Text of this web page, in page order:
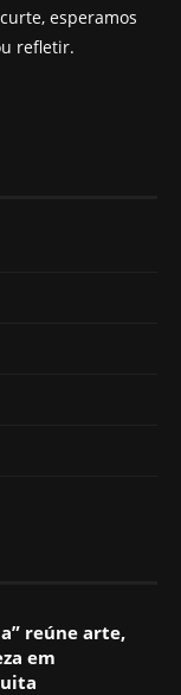
esperamos
refletir.
reúne arte,
em